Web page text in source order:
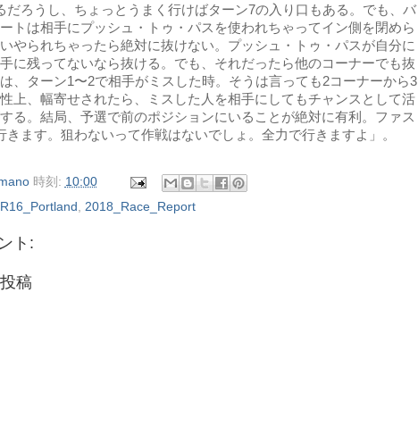
だろうし、ちょっとうまく行けばターン7の入り口もある。でも、バ
トは相手にプッシュ・トゥ・パスを使われちゃってイン側を閉めら
やられちゃったら絶対に抜けない。プッシュ・トゥ・パスが自分に
に残ってないなら抜ける。でも、それだったら他のコーナーでも抜
、ターン1〜2で相手がミスした時。そうは言っても2コーナーから3
上、幅寄せされたら、ミスした人を相手にしてもチャンスとして活
る。結局、予選で前のポジションにいることが絶対に有利。ファス
きます。狙わないって作戦はないでしょ。全力で行きますよ」。
時刻: 10:00
2018_Race_Report
ト:
稿